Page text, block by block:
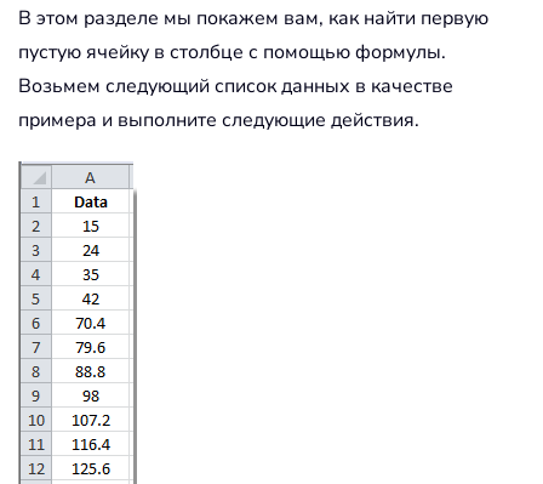
В этом разделе мы покажем вам, как найти первую
пустую ячейку в столбце с помощью формулы.
Возьмем следующий список данных в качестве
примера и выполните следующие действия.